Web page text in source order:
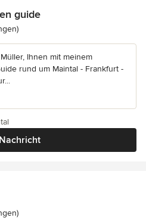
guide
5 von 5 Sternen
Ihnen mit meinem
rund um Maintal - Frankfurt -
Nachricht
4.8 von 5 Sternen